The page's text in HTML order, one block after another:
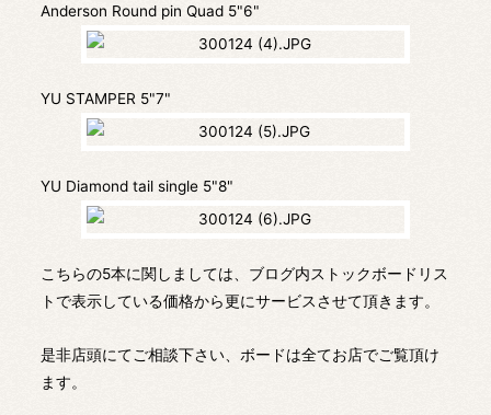
Anderson Round pin Quad 5"6"
YU STAMPER 5"7"
YU Diamond tail single 5"8"
こちらの5本に関しましては、ブログ内ストックボードリス
トで表示している価格から更にサービスさせて頂きます。
是非店頭にてご相談下さい、ボードは全てお店でご覧頂け
ます。